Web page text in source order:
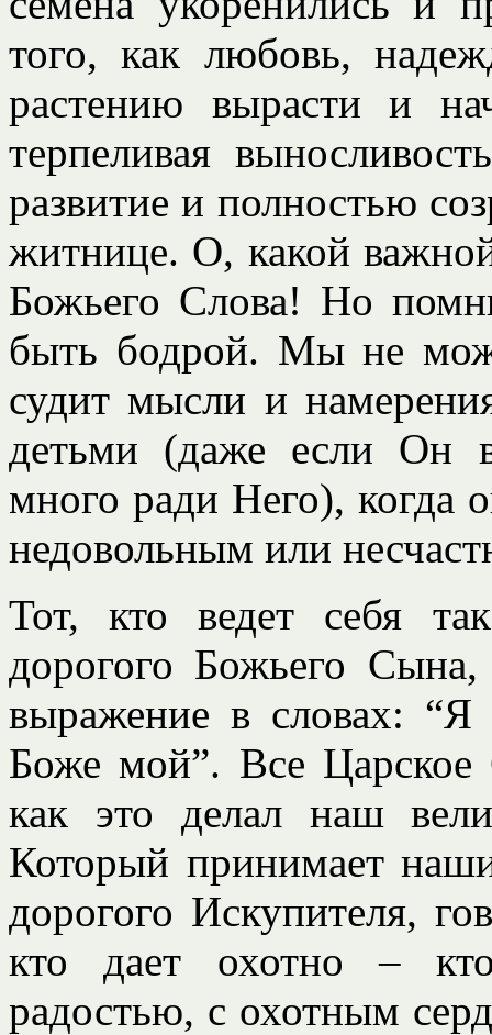
того, как любовь,
растению вырасти и
терпеливая
развитие и полностью
житнице. О, какой важной
Божьего Слова! Но
быть бодрой. Мы не
судит мысли и
детьми (даже если Он
много ради Него), когда
недовольным или
Тот, кто ведет себя
дорогого Божьего
выражение в словах:
Боже мой”. Все Царское
как это делал наш
Который принимает
дорогого Искупителя,
кто дает охотно –
радостью, с охотным